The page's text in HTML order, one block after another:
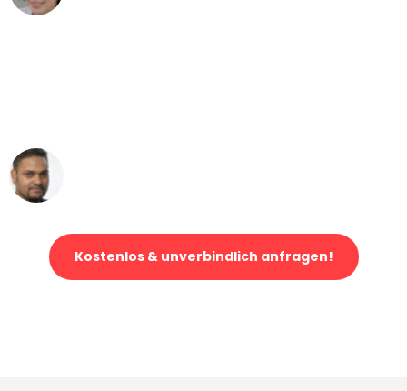
Kostenlos & unverbindlich anfragen!